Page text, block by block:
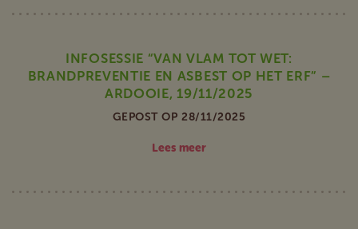
INFOSESSIE “VAN VLAM TOT WET:
BRANDPREVENTIE EN ASBEST OP HET ERF” –
ARDOOIE, 19/11/2025
GEPOST OP 28/11/2025
Lees meer